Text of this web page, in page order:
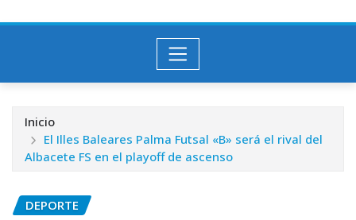
Inicio
El Illes Baleares Palma Futsal «B» será el rival del
Albacete FS en el playoff de ascenso
DEPORTE